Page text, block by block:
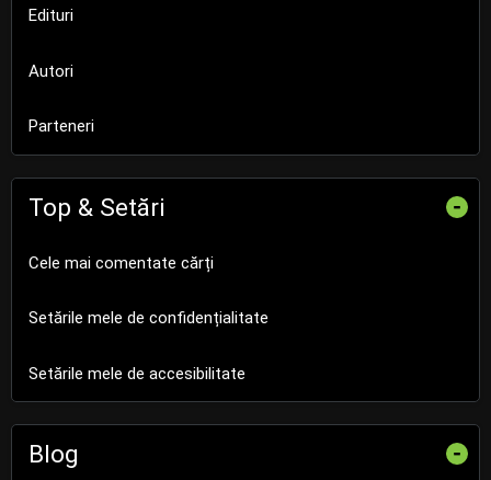
Edituri
Autori
Parteneri
Top & Setări -
Cele mai comentate cărți
Setările mele de confidențialitate
Setările mele de accesibilitate
Blog -